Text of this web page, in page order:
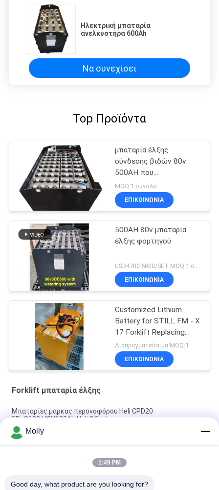
Ηλεκτρική μπαταρία
ανελκυστήρα 600Ah
Να συνεχίσει
Top Προϊόντα
μπαταρία έλξης
σύνδεσης βιδών 80v
500AH που
προσαρμόζεται για
Forklift MHE
MOQ:1 σύνολο
ΕΠΙΚΟΙΝΩΝΙΑ
500AH 80v μπαταρία
έλξης φορτηγού
ΕΠΙΚΟΙΝΩΝΙΑ
Customized Lithium
Battery for STILL FM - X
17 Forklift Replacing
48V/775AH Lead - Acid
Battery to 51.2V 690AH
Lithium Battery
Διαπραγματεύσιμα MOQ:1
ΕΠΙΚΟΙΝΩΝΙΑ
Forklift μπαταρία έλξης
Μπαταρίες μάρκας περονοφόρου Heli CPD20
5PzS600/48V600Ah Heli 2,5 τόνων
Ηλεκτρικό ανελκυστήρα ελαστικών 6PBS600 80V 600Ah,
χονδρική πώληση για ηλεκτρικό ανελκυστήρα
Molly
1:49 PM
Good day, what product are you looking for?